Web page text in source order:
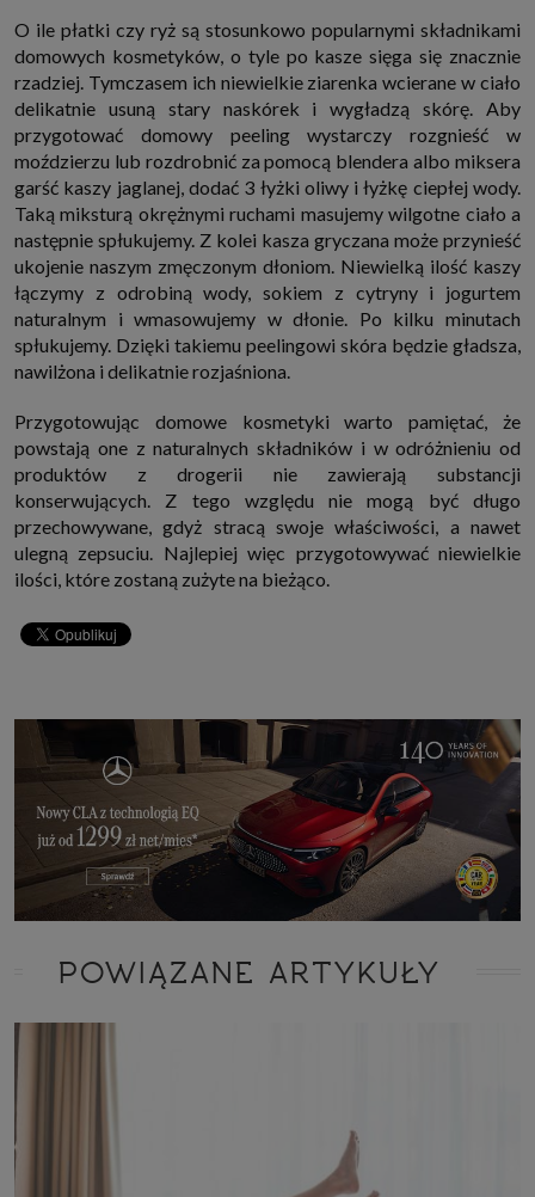
O ile płatki czy ryż są stosunkowo popularnymi składnikami
domowych kosmetyków, o tyle po kasze sięga się znacznie
rzadziej. Tymczasem ich niewielkie ziarenka wcierane w ciało
delikatnie usuną stary naskórek i wygładzą skórę. Aby
przygotować domowy peeling wystarczy rozgnieść w
moździerzu lub rozdrobnić za pomocą blendera albo miksera
garść kaszy jaglanej, dodać 3 łyżki oliwy i łyżkę ciepłej wody.
Taką miksturą okrężnymi ruchami masujemy wilgotne ciało a
następnie spłukujemy. Z kolei kasza gryczana może przynieść
ukojenie naszym zmęczonym dłoniom. Niewielką ilość kaszy
łączymy z odrobiną wody, sokiem z cytryny i jogurtem
naturalnym i wmasowujemy w dłonie. Po kilku minutach
spłukujemy. Dzięki takiemu peelingowi skóra będzie gładsza,
nawilżona i delikatnie rozjaśniona.
Przygotowując domowe kosmetyki warto pamiętać, że
powstają one z naturalnych składników i w odróżnieniu od
produktów z drogerii nie zawierają substancji
konserwujących. Z tego względu nie mogą być długo
przechowywane, gdyż stracą swoje właściwości, a nawet
ulegną zepsuciu. Najlepiej więc przygotowywać niewielkie
ilości, które zostaną zużyte na bieżąco.
POWIĄZANE ARTYKUŁY